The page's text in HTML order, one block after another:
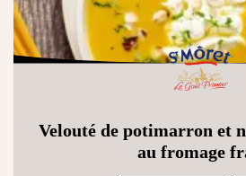
Velouté de potimarron et
au fromage